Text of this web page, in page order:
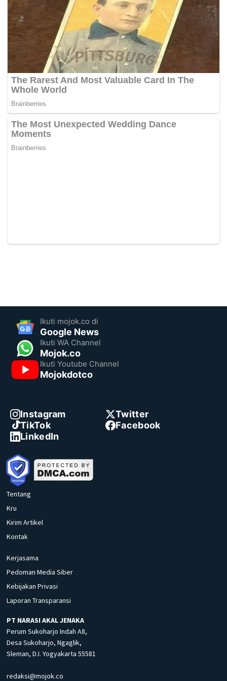
Ikuti mojok.co di
Google News
Ikuti WA Channel
Mojok.co
Ikuti Youtube Channel
Mojokdotco
Instagram
Twitter
TikTok
Facebook
LinkedIn
Tentang
Kru
Kirim Artikel
Kontak
Kerjasama
Pedoman Media Siber
Kebijakan Privasi
Laporan Transparansi
PT NARASI AKAL JENAKA
Perum Sukoharjo Indah A8,
Desa Sukoharjo, Ngaglik,
Sleman, D.I. Yogyakarta 55581
redaksi@mojok.co